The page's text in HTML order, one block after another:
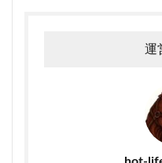
運